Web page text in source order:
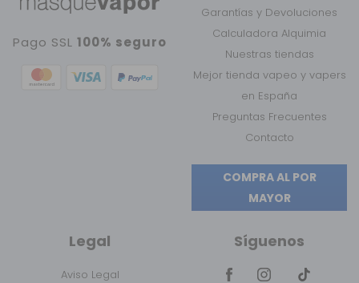
Pago SSL100% seguro
Garantías y Devoluciones
Calculadora Alquimia
Nuestras tiendas
Mejor tienda vapeo y vapers
en España
Preguntas Frecuentes
Contacto
COMPRA AL POR
MAYOR
Legal
Aviso Legal
Síguenos